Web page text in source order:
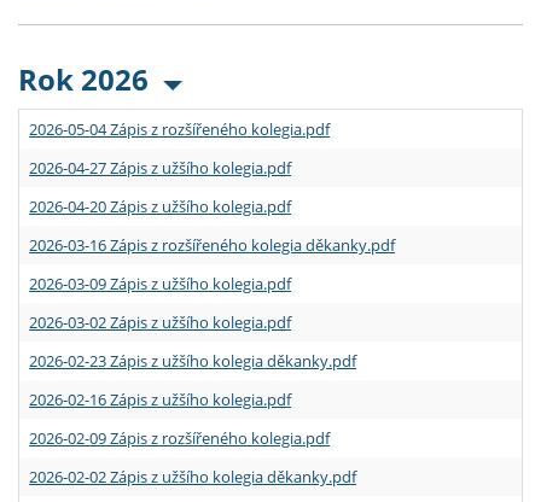
Rok 2026
2026-05-04 Zápis z rozšířeného kolegia.pdf
2026-04-27 Zápis z užšího kolegia.pdf
2026-04-20 Zápis z užšího kolegia.pdf
2026-03-16 Zápis z rozšířeného kolegia děkanky.pdf
2026-03-09 Zápis z užšího kolegia.pdf
2026-03-02 Zápis z užšího kolegia.pdf
2026-02-23 Zápis z užšího kolegia děkanky.pdf
2026-02-16 Zápis z užšího kolegia.pdf
2026-02-09 Zápis z rozšířeného kolegia.pdf
2026-02-02 Zápis z užšího kolegia děkanky.pdf